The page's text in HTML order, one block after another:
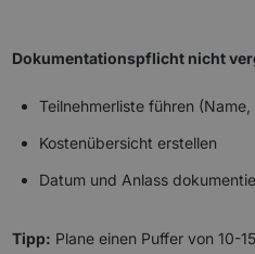
Dokumentationspflicht nicht
Teilnehmerliste führen
Kostenübersicht erstellen
Datum und Anlass
Tipp: Plane einen Puffer von 10-